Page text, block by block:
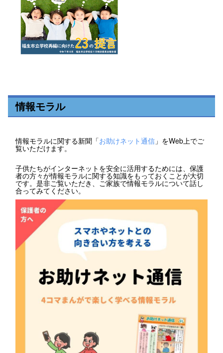
情報モラル
情報モラルに関する新聞「お助けネット通信 」をWeb上でご
覧いただけます。
子供たちがインターネットを安全に活用するためには、保護
者の方々が情報モラルに関する知識をもっておくことが大切
です。是非ご覧いただき、ご家族で情報モラルについて話し
合ってみてください。